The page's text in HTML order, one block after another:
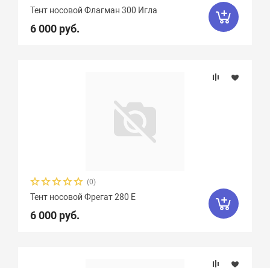
Тент носовой Флагман 300 Игла
6 000 руб.
(0)
Тент носовой Фрегат 280 Е
6 000 руб.